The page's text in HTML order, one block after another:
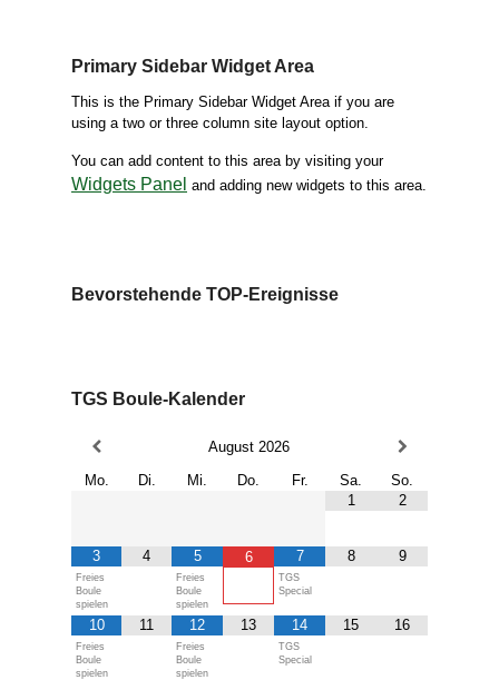
Primary Sidebar Widget Area
This is the Primary Sidebar Widget Area if you are
using a two or three column site layout option.
You can add content to this area by visiting your
Widgets Panel and adding new widgets to this area.
Bevorstehende TOP-Ereignisse
TGS Boule-Kalender
August 2026
Mo.
Di. Mi. Do. Fr. Sa.
So.
1
2
3
Freies
Boule
spielen
4 5
Freies
Boule
spielen
6 7
TGS
Special
8 9
10
Freies
Boule
spielen
11 12
Freies
Boule
spielen
13 14
TGS
Special
15 16